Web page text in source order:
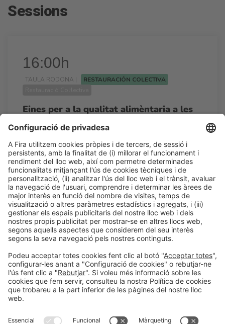
Sessions
16:00h
TAULA RODONA |
RESTAURACIÓN COLECTIVA
Eines per a la qualitat alimèntaria a les
escoles
Dc 25 16:00h - 16:45h
Restauración Colectiva
Accés lliure
LLegir més